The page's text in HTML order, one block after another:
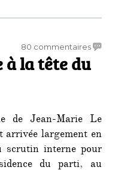
du BAC 2011 des
80 commentairessur
Le
la
tête
du
à la tête du
de Jean-Marie Le
arrivée largement en
scrutin interne pour
du parti, au